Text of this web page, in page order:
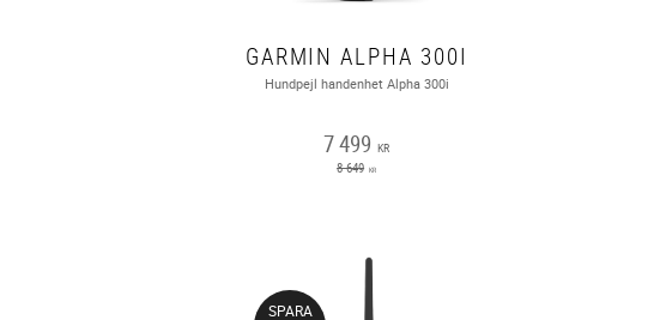
GARMIN ALPHA 300I
Hundpejl handenhet Alpha 300i
7 499 KR
8 649 KR
SPARA